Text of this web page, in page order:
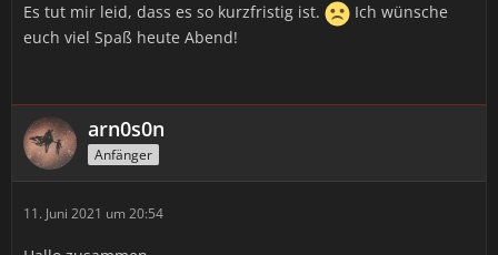
Es tut mir leid, dass es so kurzfristig ist.
Ich wünsche
euch viel Spaß heute Abend!
arn0s0n
Anfänger
11. Juni 2021 um 20:54